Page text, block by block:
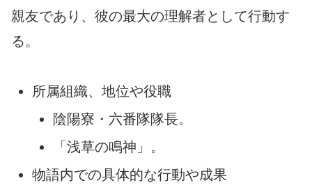
親友であり、彼の最大の理解者として行動す
る。
所属組織、地位や役職
陰陽寮・六番隊隊長。
「浅草の鳴神」。
物語内での具体的な行動や成果